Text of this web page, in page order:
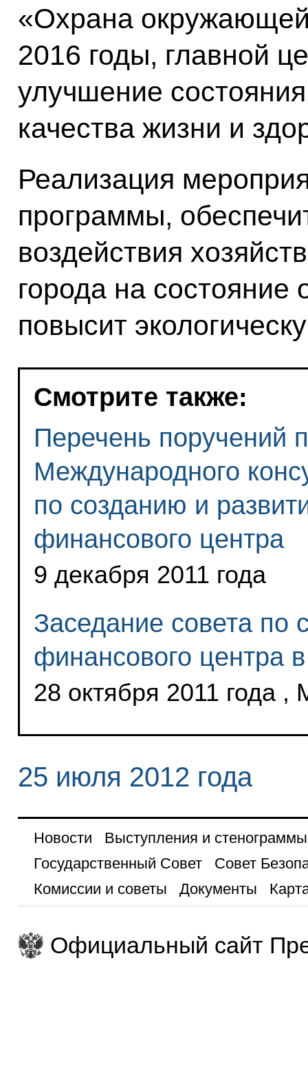
«Охрана
2016 годы, главной
улучшение
качества жизни и
Реализация
программы,
воздействия
города на
повысит
Смотрите также:
Перечень поручений
Международного
по созданию и
финансового центра
9 декабря 2011 года
Заседание совета по
финансового центра
28 октября 2011 года ,
25 июля 2012 года
Новости
Выступления и стенограммы
Государственный Совет
Совет
Комиссии и советы
Документы
Официальный сайт